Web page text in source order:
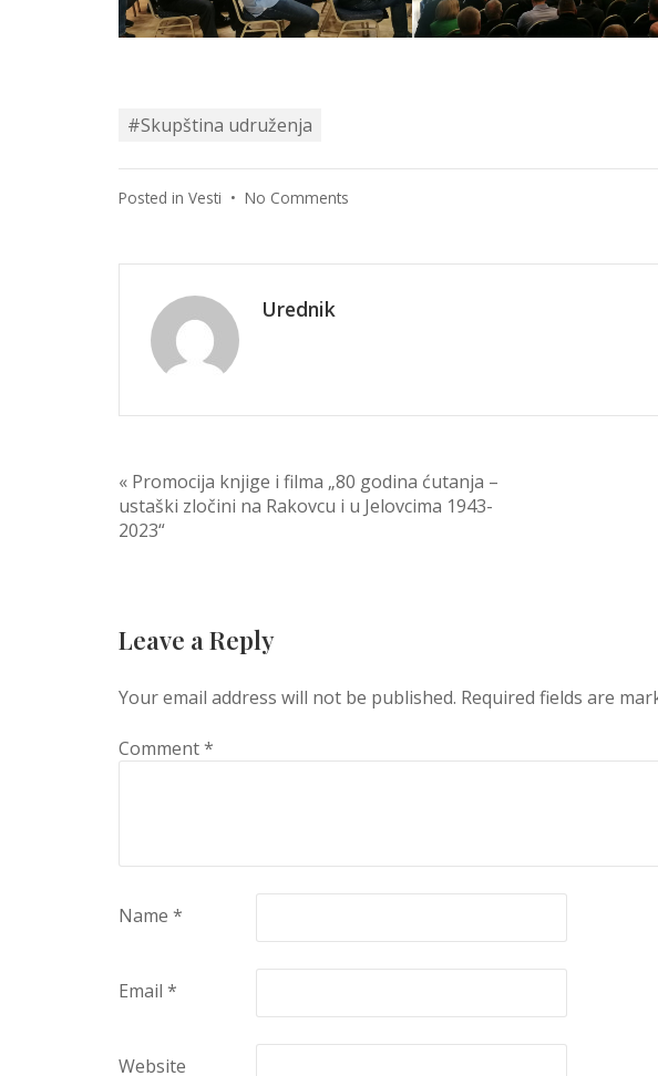
#Skupština udruženja
Posted in Vesti • No Comments
Urednik
Post
navigation
« Promocija knjige i filma „80 godina ćutanja –
ustaški zločini na Rakovcu i u Jelovcima 1943-
2023“
Leave a Reply
Your email address will not be published. Required fields are
Comment*
Name *
Email *
Website